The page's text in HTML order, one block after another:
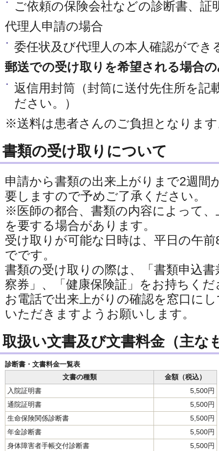
ご依頼の保険会社などの診断書、証
代理人申請の場合
委任状及び代理人の本人確認ができ
郵送での受け取りを希望される場合
返信用封筒（封筒に送付先住所を記
ださい。）
※送料は患者さんのご負担となりま
書類の受け取りについて
申請から書類の出来上がりまで2週間
要しますので予めご了承ください。
※医師の都合、書類の内容によって
を要する場合があります。
受け取りが可能な日時は、平日の午
でです。
書類の受け取りの際は、「書類申込
察券」、「健康保険証」をお持ちくだ
お電話で出来上がりの確認を窓口に
いただきますようお願いします。
取扱い文書及び文書料金（主な
診断書・文書料金一覧表
文書の種類
金額（税込）
入院証明書
5,500円
通院証明書
5,500円
生命保険関係診断書
5,500円
年金診断書
5,500円
身体障害者手帳交付診断書
5,500円